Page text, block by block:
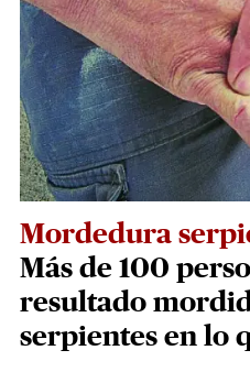
Mordedura
Más de 100
resultado
serpientes en lo